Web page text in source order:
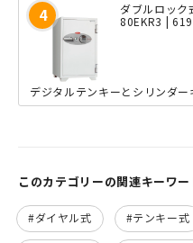
ダブルロック
80EKR3 |
このカテゴリーの関連キーワー
ダイヤル式 テンキー式